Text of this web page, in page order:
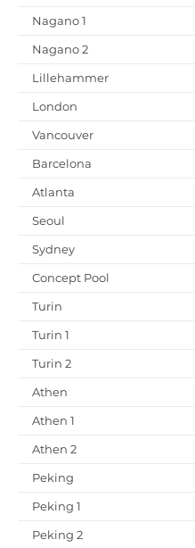
Nagano 1
Nagano 2
Lillehammer
London
Vancouver
Barcelona
Atlanta
Seoul
Sydney
Concept Pool
Turin
Turin 1
Turin 2
Athen
Athen 1
Athen 2
Peking
Peking 1
Peking 2